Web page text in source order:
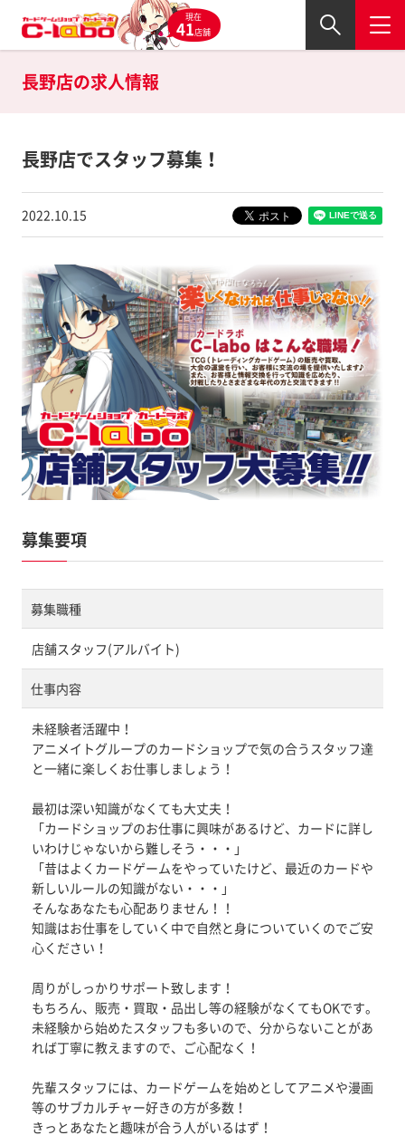
現在
41店舗
長野店の求人情報
長野店でスタッフ募集！
2022.10.15
募集要項
募集職種
店舗スタッフ(アルバイト)
仕事内容
未経験者活躍中！
アニメイトグループのカードショップで気の合うスタッフ達
と一緒に楽しくお仕事しましょう！
最初は深い知識がなくても大丈夫！
「カードショップのお仕事に興味があるけど、カードに詳し
いわけじゃないから難しそう・・・」
「昔はよくカードゲームをやっていたけど、最近のカードや
新しいルールの知識がない・・・」
そんなあなたも心配ありません！！
知識はお仕事をしていく中で自然と身についていくのでご安
心ください！
周りがしっかりサポート致します！
もちろん、販売・買取・品出し等の経験がなくてもOKです。
未経験から始めたスタッフも多いので、分からないことがあ
れば丁寧に教えますので、ご心配なく！
先輩スタッフには、カードゲームを始めとしてアニメや漫画
等のサブカルチャー好きの方が多数！
きっとあなたと趣味が合う人がいるはず！